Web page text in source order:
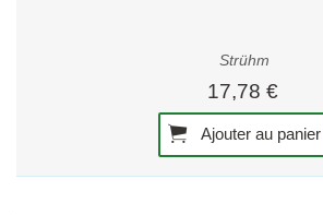
Strühm
17,78 €
Ajouter au panier